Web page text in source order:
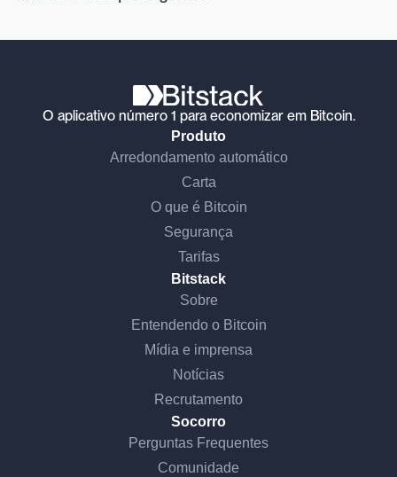
O aplicativo número 1 para economizar em Bitcoin.
Produto
Arredondamento automático
Carta
O que é Bitcoin
Segurança
Tarifas
Bitstack
Sobre
Entendendo o Bitcoin
Mídia e imprensa
Notícias
Recrutamento
Socorro
Perguntas Frequentes
Comunidade